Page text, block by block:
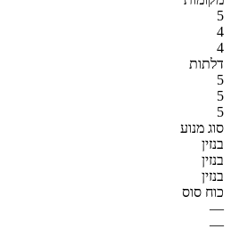
5
4
4
דלתות
5
5
5
סוג מנוע
בנזין
בנזין
בנזין
כוח סוס
—
—